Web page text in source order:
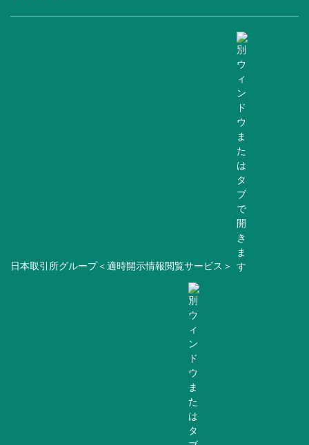
日本取引所グループ＜適時開示情報閲覧サービス＞